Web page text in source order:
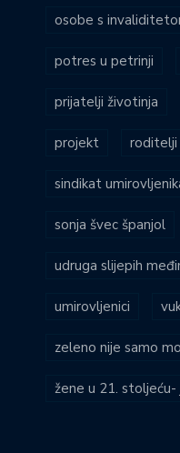
osobe s
potres u petrinji
prijatelji životinja
projekt roditelji
sindikat
sonja švec španjol
udruga slijepih
umirovljenici
zeleno nije samo
žene u 21.